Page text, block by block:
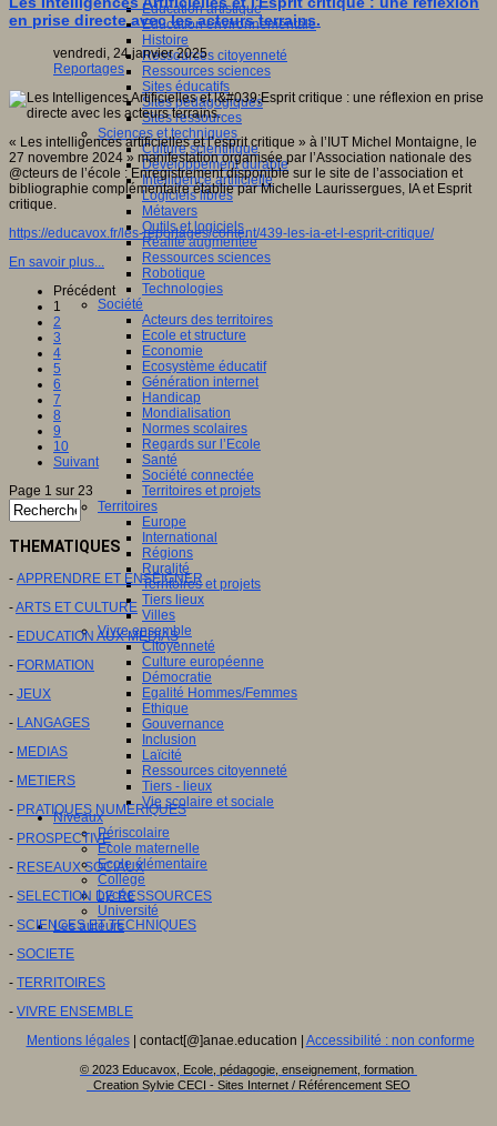
Education artistique
Education environnementale
Histoire
Ressources citoyenneté
Ressources sciences
Sites éducatifs
Sites pédagogiques
Sites ressources
Sciences et techniques
Culture scientifique
Développement durable
Intelligence artificielle
Logiciels libres
Métavers
Outils et logiciels
Réalité augmentée
Ressources sciences
Robotique
Technologies
Société
Acteurs des territoires
Ecole et structure
Economie
Ecosystème éducatif
Génération internet
Handicap
Mondialisation
Normes scolaires
Regards sur l’Ecole
Santé
Société connectée
Territoires et projets
Territoires
Europe
International
Régions
Ruralité
Territoires et projets
Tiers lieux
Villes
Vivre ensemble
Citoyenneté
Culture européenne
Démocratie
Egalité Hommes/Femmes
Ethique
Gouvernance
Inclusion
Laïcité
Ressources citoyenneté
Tiers - lieux
Vie scolaire et sociale
Niveaux
Périscolaire
Ecole maternelle
Ecole élémentaire
Collège
Lycée
Université
Les auteurs
en prise directe avec les acteurs terrains.
vendredi, 24 janvier 2025
Reportages
« Les intelligences artificielles et l’esprit critique » à l’IUT Michel Montaigne, le
27 novembre 2024 » manifestation organisée par l’Association nationale des
@cteurs de l’école : Enregistrement disponible sur le site de l’association et
bibliographie complémentaire établie par Michelle Laurissergues, IA et Esprit
critique.
https://educavox.fr/les-reportages/content/439-les-ia-et-l-esprit-critique/
En savoir plus...
Précédent
1
2
3
4
5
6
7
8
9
10
Suivant
Page 1 sur 23
THEMATIQUES
- APPRENDRE ET ENSEIGNER
-ARTS ET CULTURE
- EDUCATION AUX MEDIAS
- FORMATION
- JEUX
- LANGAGES
- MEDIAS
- METIERS
- PRATIQUES NUMERIQUES
- PROSPECTIVE
- RESEAUX SOCIAUX
- SELECTION DE RESSOURCES
- SCIENCES ET TECHNIQUES
- SOCIETE
- TERRITOIRES
- VIVRE ENSEMBLE
Mentions légales| contact[@]anae.education | Accessibilité : non conforme
© 2023 Educavox, Ecole, pédagogie, enseignement, formation
Creation Sylvie CECI - Sites Internet / Référencement SEO